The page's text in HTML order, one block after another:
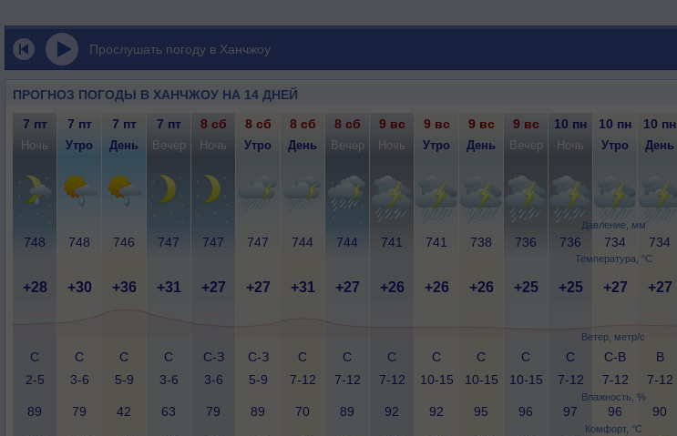
Прослушать погоду в Ханчжоу
ПРОГНОЗ ПОГОДЫ В ХАНЧЖОУ НА 14 ДНЕЙ
Давление, мм
Температура, °C
Ветер, метр/с
Влажность, %
Комфорт, °C
7 пт 7 пт 7 пт 7 пт 8 сб 8 сб 8 сб 8 сб 9 вс 9 вс 9 вс 9 вс 10 пн 10 пн 10 пн
Ночь Утро День Вечер Ночь Утро День Вечер Ночь Утро День Вечер Ночь Утро День
748 748 746 747 747 747 744 744 741 741 738 736 736 734 734
+28 +30 +36 +31 +27 +27 +31 +27 +26 +26 +26 +25 +25 +27 +27
С
2-5
С
3-6
С
5-9
С
3-6
С-З
3-6
С-З
5-9
С
7-12
С
7-12
С
7-12
С
10-15
С
10-15
С
10-15
С
7-12
С-В
7-12
В
7-12
89 79 42 63 79 89 70 89 92 92 95 96 97 96 90